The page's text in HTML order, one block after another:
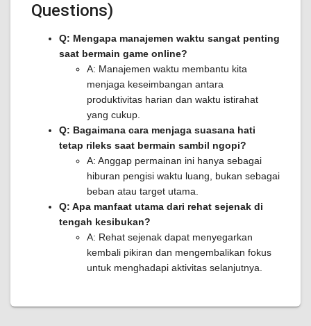
Questions)
Q: Mengapa manajemen waktu sangat penting
saat bermain game online?
A: Manajemen waktu membantu kita
menjaga keseimbangan antara
produktivitas harian dan waktu istirahat
yang cukup.
Q: Bagaimana cara menjaga suasana hati
tetap rileks saat bermain sambil ngopi?
A: Anggap permainan ini hanya sebagai
hiburan pengisi waktu luang, bukan sebagai
beban atau target utama.
Q: Apa manfaat utama dari rehat sejenak di
tengah kesibukan?
A: Rehat sejenak dapat menyegarkan
kembali pikiran dan mengembalikan fokus
untuk menghadapi aktivitas selanjutnya.